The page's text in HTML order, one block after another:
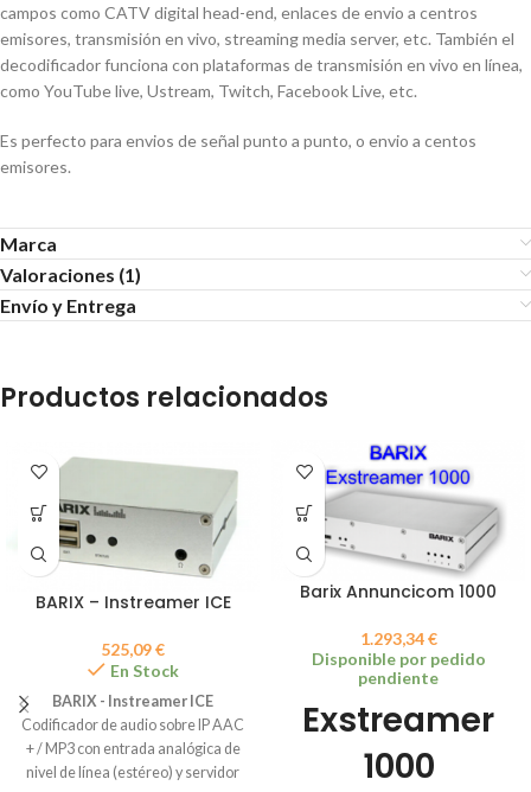
campos como CATV digital head-end, enlaces de envio a centros
emisores, transmisión en vivo, streaming media server, etc. También el
decodificador funciona con plataformas de transmisión en vivo en línea,
como YouTube live, Ustream, Twitch, Facebook Live, etc.
Es perfecto para envios de señal punto a punto, o envio a centos
emisores.
Marca
Valoraciones (1)
Envío y Entrega
Productos relacionados
BARIX – Instreamer ICE
525,09€
En Stock
BARIX - Instreamer ICE
Codificador de audio sobre IP AAC
+ / MP3 con entrada analógica de
nivel de línea (estéreo) y servidor
Barix Annuncicom 1000
1.293,34€
Disponible por pedido
pendiente
Exstreamer
1000